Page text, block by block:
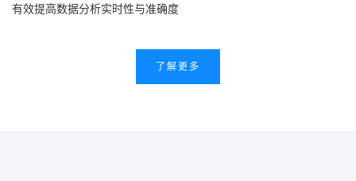
有效提高数据分析实时性与准确度
了解更多